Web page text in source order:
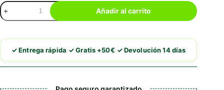
Vitakraft
Cat
Stick
Salmón
cantidad
Añadir al carrito
✓ Entrega rápida·✓ Gratis +50€·✓ Devolución 14 días